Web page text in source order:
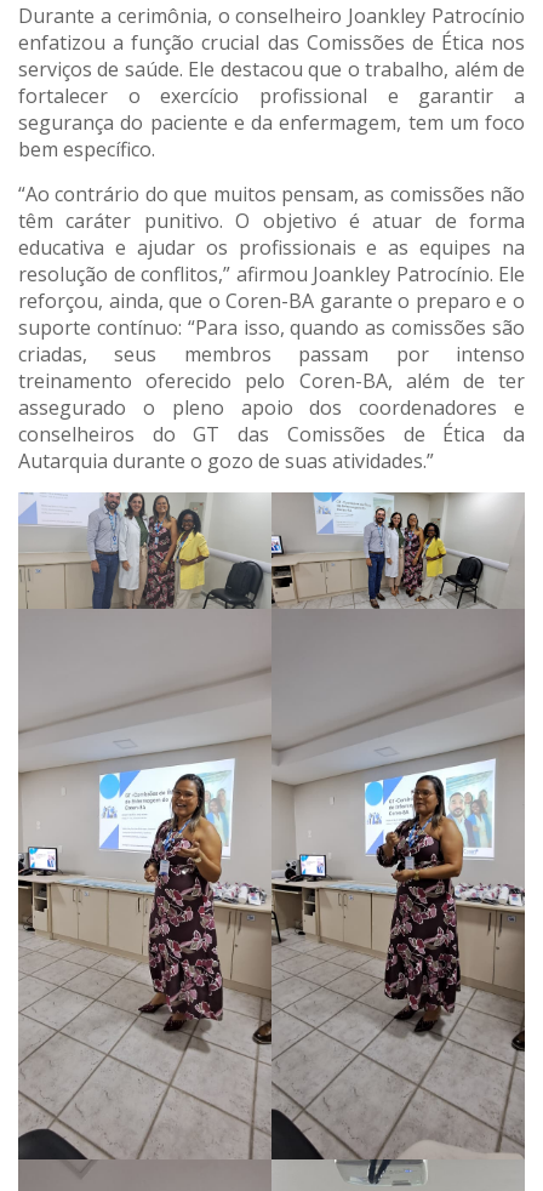
Durante a cerimônia, o conselheiro Joankley Patrocínio
enfatizou a função crucial das Comissões de Ética nos
serviços de saúde. Ele destacou que o trabalho, além de
fortalecer o exercício profissional e garantir a
segurança do paciente e da enfermagem, tem um foco
bem específico.
“Ao contrário do que muitos pensam, as comissões não
têm caráter punitivo. O objetivo é atuar de forma
educativa e ajudar os profissionais e as equipes na
resolução de conflitos,” afirmou Joankley Patrocínio. Ele
reforçou, ainda, que o Coren-BA garante o preparo e o
suporte contínuo: “Para isso, quando as comissões são
criadas, seus membros passam por intenso
treinamento oferecido pelo Coren-BA, além de ter
assegurado o pleno apoio dos coordenadores e
conselheiros do GT das Comissões de Ética da
Autarquia durante o gozo de suas atividades.”